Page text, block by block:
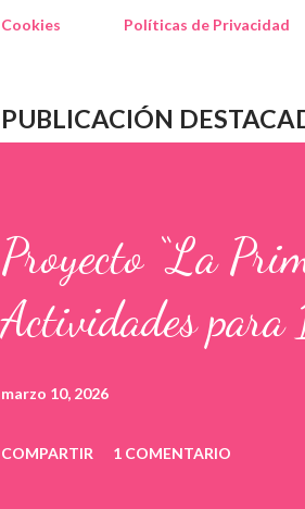
Cookies
Políticas de Privacidad
PUBLICACIÓN
Proyecto “La
Actividades para
marzo 10, 2026
COMPARTIR 1 COMENTARIO